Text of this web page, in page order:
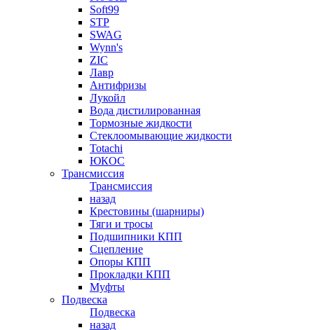
Soft99
STP
SWAG
Wynn's
ZIC
Лавр
Антифризы
Лукойл
Вода дистилированная
Тормозные жидкости
Стеклоомывающие жидкости
Totachi
ЮКОС
Трансмиссия
Трансмиссия
назад
Крестовины (шарниры)
Тяги и тросы
Подшипники КПП
Сцепление
Опоры КПП
Прокладки КПП
Муфты
Подвеска
Подвеска
назад